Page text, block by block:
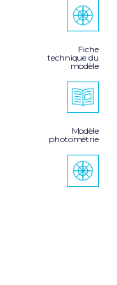
Fiche
technique du
modèle
Modèle
photométrie